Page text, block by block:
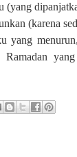
(yang
(karena
yang
Ramadan